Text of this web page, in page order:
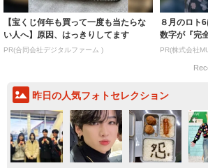
【宝くじ何年も買って一度も当たらな
い人へ】原因、はっきりしてます
PR(合同会社デジタルファーム )
８月のロト
数字が『完
PR(株式会社
昨日の人気フォトセレクション